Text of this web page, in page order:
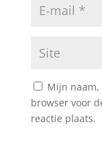
Mijn
browser voor
reactie plaats.